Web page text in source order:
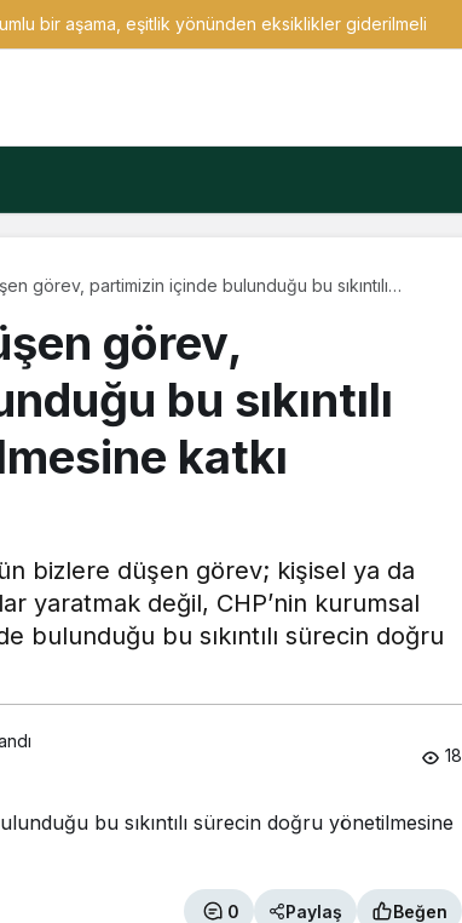
bir aşama, eşitlik yönünden eksiklikler giderilmeli
görev, partimizin içinde bulunduğu bu sıkıntılı
görev,
bu sıkıntılı
katkı
bizlere düşen görev; kişisel ya da
yaratmak değil, CHP’nin kurumsal
bulunduğu bu sıkıntılı sürecin doğru
18
0 Paylaş Beğen